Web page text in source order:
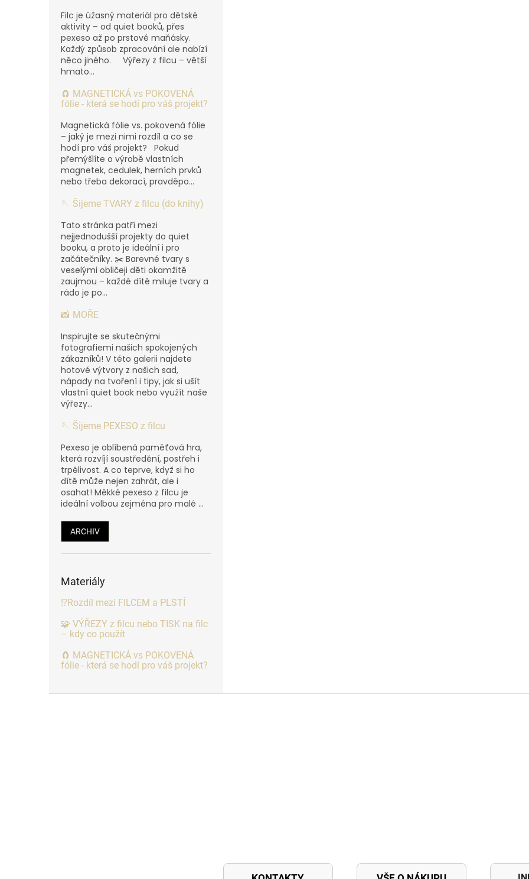
Filc je úžasný materiál pro dětské
aktivity – od quiet booků, přes
pexeso až po prstové maňásky.
Každý způsob zpracování ale nabízí
něco jiného. Výřezy z filcu – větší
hmato...
🧲 MAGNETICKÁ vs POKOVENÁ
fólie - která se hodí pro váš projekt?
Magnetická fólie vs. pokovená fólie
– jaký je mezi nimi rozdíl a co se
hodí pro váš projekt? Pokud
přemýšlíte o výrobě vlastních
magnetek, cedulek, herních prvků
nebo třeba dekorací, pravděpo...
🪡 Šijeme TVARY z filcu (do knihy)
Tato stránka patří mezi
nejjednodušší projekty do quiet
booku, a proto je ideální i pro
začátečníky. ✂️ Barevné tvary s
veselými obličeji děti okamžitě
zaujmou – každé dítě miluje tvary a
rádo je po...
📸 MOŘE
Inspirujte se skutečnými
fotografiemi našich spokojených
zákazníků! V této galerii najdete
hotové výtvory z našich sad,
nápady na tvoření i tipy, jak si ušít
vlastní quiet book nebo využít naše
výřezy...
🪡 Šijeme PEXESO z filcu
Pexeso je oblíbená paměťová hra,
která rozvíjí soustředění, postřeh i
trpělivost. A co teprve, když si ho
dítě může nejen zahrát, ale i
osahat! Měkké pexeso z filcu je
ideální volbou zejména pro malé ...
ARCHIV
Materiály
⁉️Rozdíl mezi FILCEM a PLSTÍ
🧩 VÝŘEZY z filcu nebo TISK na filc
– kdy co použít
🧲 MAGNETICKÁ vs POKOVENÁ
fólie - která se hodí pro váš projekt?